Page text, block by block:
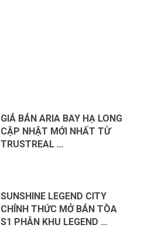
GIÁ BÁN ARIA BAY HẠ LONG
CẬP NHẬT MỚI NHẤT TỪ
TRUSTREAL …
SUNSHINE LEGEND CITY
CHÍNH THỨC MỞ BÁN TÒA
S1 PHÂN KHU LEGEND …